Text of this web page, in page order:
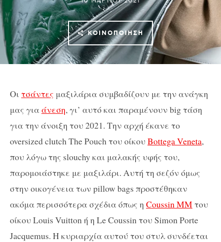
ΚΟΙΝΟΠΟΊΗΣΗ
Οι τσάντες μαξιλάρια συμβαδίζουν με την ανάγκη
μας γιαάνεση, γι’ αυτό και παραμένουν big τάση
για την άνοιξη του 2021. Την αρχή έκανε το
oversized clutch The Pouch του οίκου Bottega Veneta,
που λόγω της slouchy και μαλακής υφής του,
παρομοιάστηκε με μαξιλάρι. Αυτή τη σεζόν όμως
στην οικογένεια των pillow bags προστέθηκαν
ακόμα περισσότερα σχέδια όπως η Coussin MM του
οίκου Louis Vuitton ή η Le Coussin του Simon Porte
Jacquemus. H κυριαρχία αυτού του στυλ συνδέεται